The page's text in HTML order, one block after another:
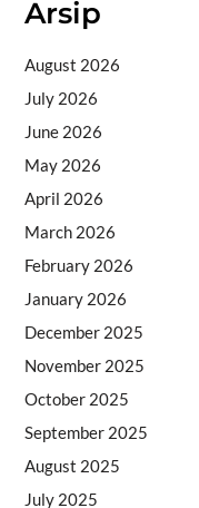
Arsip
August 2026
July 2026
June 2026
May 2026
April 2026
March 2026
February 2026
January 2026
December 2025
November 2025
October 2025
September 2025
August 2025
July 2025